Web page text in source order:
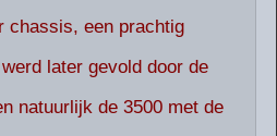
chassis, een prachtig
later gevold door de
natuurlijk de 3500 met de